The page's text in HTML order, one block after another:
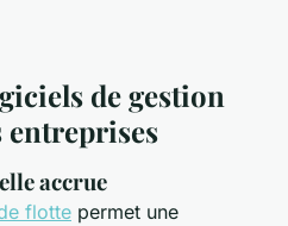
de gestion
entreprises
accrue
flotte permet une